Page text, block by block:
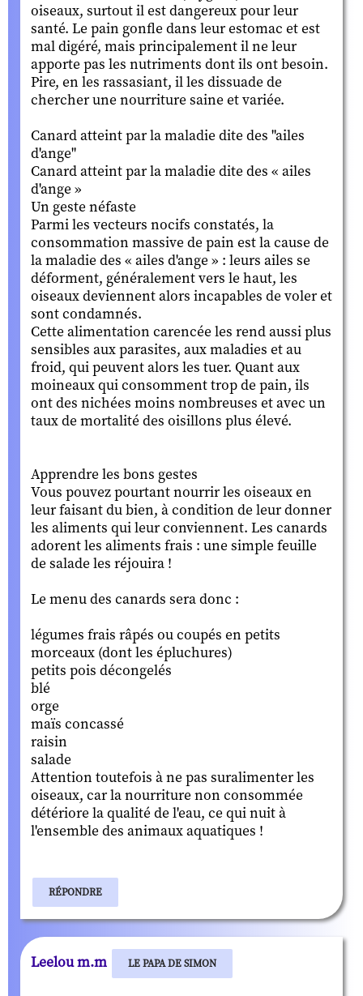
oiseaux, surtout il est dangereux pour leur
santé. Le pain gonfle dans leur estomac et est
mal digéré, mais principalement il ne leur
apporte pas les nutriments dont ils ont besoin.
Pire, en les rassasiant, il les dissuade de
chercher une nourriture saine et variée.
Canard atteint par la maladie dite des "ailes
d'ange"
Canard atteint par la maladie dite des « ailes
d'ange »
Un geste néfaste
Parmi les vecteurs nocifs constatés, la
consommation massive de pain est la cause de
la maladie des « ailes d'ange » : leurs ailes se
déforment, généralement vers le haut, les
oiseaux deviennent alors incapables de voler et
sont condamnés.
Cette alimentation carencée les rend aussi plus
sensibles aux parasites, aux maladies et au
froid, qui peuvent alors les tuer. Quant aux
moineaux qui consomment trop de pain, ils
ont des nichées moins nombreuses et avec un
taux de mortalité des oisillons plus élevé.
Apprendre les bons gestes
Vous pouvez pourtant nourrir les oiseaux en
leur faisant du bien, à condition de leur donner
les aliments qui leur conviennent. Les canards
adorent les aliments frais : une simple feuille
de salade les réjouira !
Le menu des canards sera donc :
légumes frais râpés ou coupés en petits
morceaux (dont les épluchures)
petits pois décongelés
blé
orge
maïs concassé
raisin
salade
Attention toutefois à ne pas suralimenter les
oiseaux, car la nourriture non consommée
détériore la qualité de l'eau, ce qui nuit à
l'ensemble des animaux aquatiques !
RÉPONDRE
Leelou m.m LE PAPA DE SIMON